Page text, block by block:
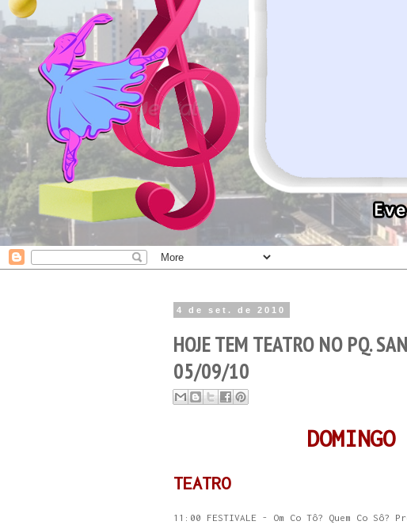
4 de set. de 2010
HOJE TEM TEATRO NO PQ.
05/09/10
TEATRO
11:00 FESTIVALE - Om Co Tô? Quem Co Sô?